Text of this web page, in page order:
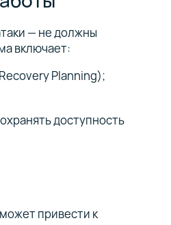
— не должны
включает:
Planning);
доступность
привести к